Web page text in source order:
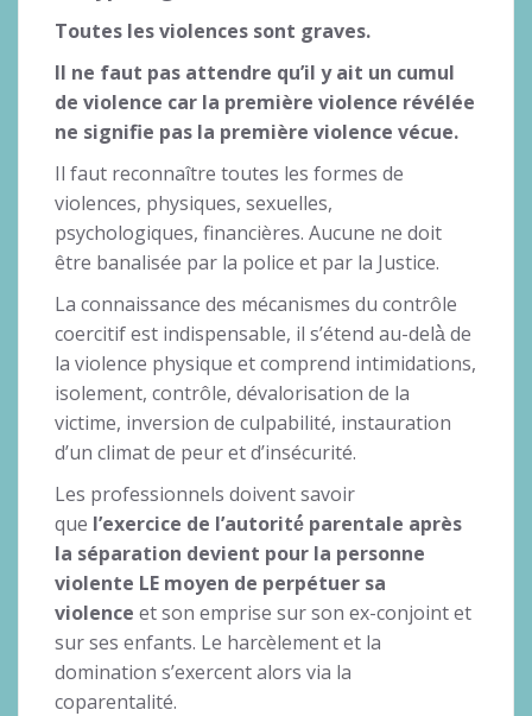
Toutes les violences sont graves.
Il ne faut pas attendre qu’il y ait un cumul
de violence car la première violence révélée
ne signifie pas la première violence vécue.
Il faut reconnaître toutes les formes de
violences, physiques, sexuelles,
psychologiques, financières. Aucune ne doit
être banalisée par la police et par la Justice.
La connaissance des mécanismes du contrôle
coercitif est indispensable, il s’étend au-delà̀ de
la violence physique et comprend intimidations,
isolement, contrôle, dévalorisation de la
victime, inversion de culpabilité, instauration
d’un climat de peur et d’insécurité.
Les professionnels doivent savoir
que l’exercice de l’autorité́ parentale après
la séparation devient pour la personne
violente LE moyen de perpétuer sa
violence et son emprise sur son ex-conjoint et
sur ses enfants. Le harcèlement et la
domination s’exercent alors via la
coparentalité.